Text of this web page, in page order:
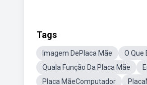
Tags
Imagem DePlaca Mãe O Que
Quala Função Da Placa Mãe
Placa MãeComputador